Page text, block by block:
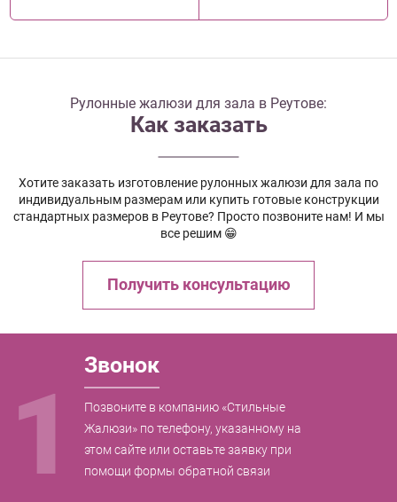
Рулонные жалюзи для зала в Реутове:
Как заказать
Хотите заказать изготовление рулонных жалюзи для зала по
индивидуальным размерам или купить готовые конструкции
стандартных размеров в Реутове? Просто позвоните нам! И мы
все решим 😁
Получить консультацию
1
Звонок
Позвоните в компанию «Стильные
Жалюзи» по телефону, указанному на
этом сайте или оставьте заявку при
помощи формы обратной связи